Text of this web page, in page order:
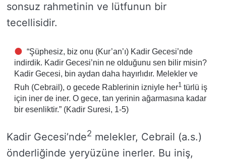
sonsuz rahmetinin ve lütfunun bir
tecellisidir.
“Şüphesiz, biz onu (Kur’an’ı) Kadir Gecesi’nde
indirdik. Kadir Gecesi’nin ne olduğunu sen bilir misin?
Kadir Gecesi, bin aydan daha hayırlıdır. Melekler ve
Ruh (Cebrail), o gecede Rablerinin izniyle her1 türlü iş
için iner de iner. O gece, tan yerinin ağarmasına kadar
bir esenliktir.” (Kadir Suresi, 1-5)
Kadir Gecesi’nde2 melekler, Cebrail (a.s.)
önderliğinde yeryüzüne inerler. Bu iniş,